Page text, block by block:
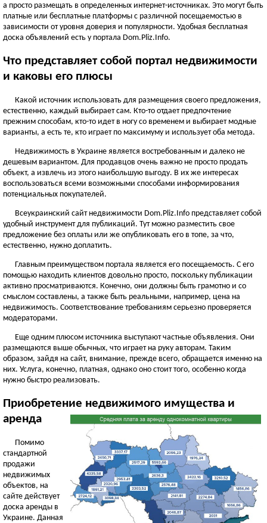
Новоднестровск
Вижница
Смотреть всё
Севастополь
Керчь
Смотреть всё
а просто размещать в определенных интернет-источниках. Это могут быть
платные или бесплатные платформы с различной посещаемостью в
зависимости от уровня доверия и популярности. Удобная бесплатная
доска объявлений есть у портала Dom.Pliz.Info.
Что представляет собой портал недвижимости
и каковы его плюсы
Какой источник использовать для размещения своего предложения,
естественно, каждый выбирает сам. Кто-то отдает предпочтение
прежним способам, кто-то идет в ногу со временем и выбирает модные
варианты, а есть те, кто играет по максимуму и использует оба метода.
Недвижимость в Украине является востребованным и далеко не
дешевым вариантом. Для продавцов очень важно не просто продать
объект, а извлечь из этого наибольшую выгоду. В их же интересах
воспользоваться всеми возможными способами информирования
потенциальных покупателей.
Всеукраинский сайт недвижимости Dom.Pliz.Info представляет собой
удобный инструмент для публикаций. Тут можно разместить свое
предложение без оплаты или же опубликовать его в топе, за что,
естественно, нужно доплатить.
Главным преимуществом портала является его посещаемость. С его
помощью находить клиентов довольно просто, поскольку публикации
активно просматриваются. Конечно, они должны быть грамотно и со
смыслом составлены, а также быть реальными, например, цена на
недвижимость. Соответствование требованиям серьезно проверяется
модераторами.
Еще одним плюсом источника выступают частные объявления. Они
размещаются выше обычных, что играет на руку авторам. Таким
образом, зайдя на сайт, внимание, прежде всего, обращается именно на
них. Услуга, конечно, платная, однако оно стоит того, особенно когда
нужно быстро реализовать.
Приобретение недвижимого имущества и
аренда
Помимо
стандартной
продажи
недвижимых
объектов, на
сайте действует
доска аренды в
Украине. Данная